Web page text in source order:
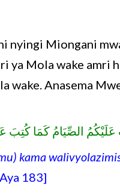
nyingi Miongani
ya Mola wake amri
wake. Anasema
عَلَيْكُمُ الصِّيَامُ كَمَا
kama
183]